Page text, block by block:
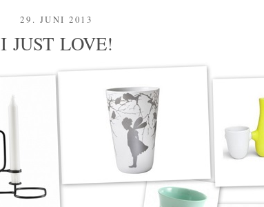
29. JUNI 2013
I JUST LOVE!